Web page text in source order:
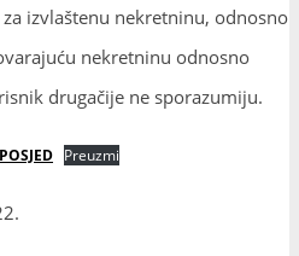
izvlaštenu nekretninu, odnosno
nekretninu odnosno
drugačije ne sporazumiju.
Preuzmi